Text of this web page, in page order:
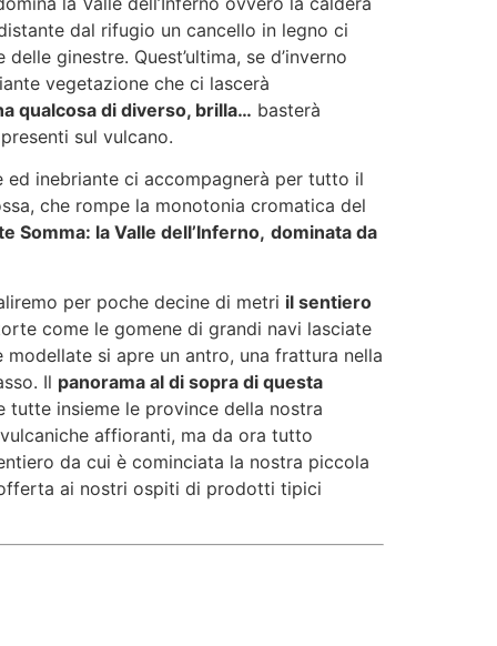
dal rifugio un cancello in legno ci
ginestre. Quest’ultima, se d’inverno
vegetazione che ci lascerà
qualcosa di diverso, brilla… basterà
sul vulcano.
ed inebriante ci accompagnerà per tutto il
che rompe la monotonia cromatica del
Somma: la Valle dell’Inferno, dominata da
per poche decine di metri il sentiero
come le gomene di grandi navi lasciate
si apre un antro, una frattura nella
Il panorama al di sopra di questa
tutte insieme le province della nostra
affioranti, ma da ora tutto
da cui è cominciata la nostra piccola
ai nostri ospiti di prodotti tipici